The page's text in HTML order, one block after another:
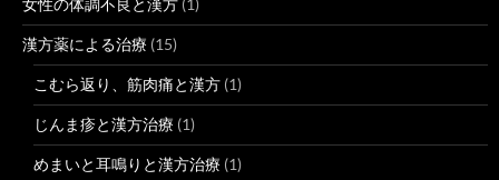
漢方薬による治療 (15)
こむら返り、筋肉痛と漢方 (1)
じんま疹と漢方治療 (1)
めまいと耳鳴りと漢方治療 (1)